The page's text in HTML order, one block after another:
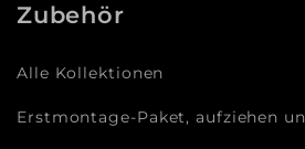
Zubehör
Alle Kollektionen
Erstmontage-Paket, aufziehen